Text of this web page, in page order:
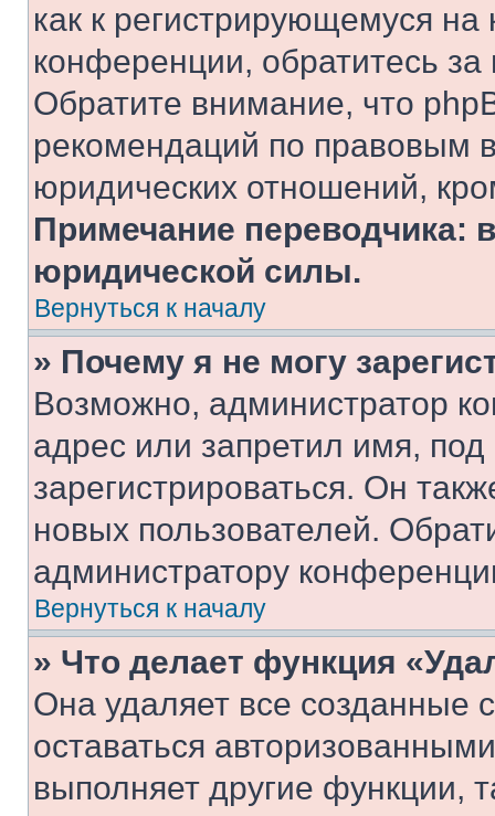
как к регистрирующемуся
конференции, обратитесь
Обратите внимание, что
рекомендаций по правовым
юридических отношений,
Примечание переводчика:
юридической силы.
Вернуться к началу
» Почему я не могу
Возможно, администратор
адрес или запретил имя,
зарегистрироваться. Он
новых пользователей.
администратору
Вернуться к началу
» Что делает функция
Она удаляет все созданные
оставаться
выполняет другие функции,